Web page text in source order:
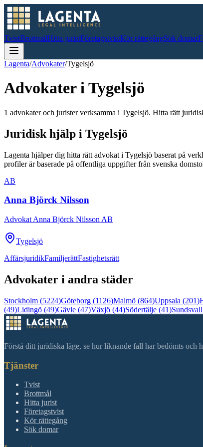
TvistBrottmålHitta juristFöretagstvistKör rättegångSök domar
Lagenta/Advokater/Tygelsjö
Advokater iTygelsjö
1 advokater och jurister verksamma i Tygelsjö. Hitta rätt
Juridisk hjälp i Tygelsjö
Lagenta hjälper dig hitta rätt advokat i Tygelsjö baserat på
profiler är baserade på offentliga uppgifter från svenska
AB
Anna Björck Nilsson
Advokat Anna Björck Nilsson AB
Tygelsjö
AffärsjuridikFamiljerättFastighetsrätt
Advokater i andra städer
Stockholm (5224)Göteborg (1126)Malmö (864)Uppsala (201)
(49)Lidingö (49)Gävle (47)Växjö (44)Södertälje (41)Sundsvall
Förstå ditt juridiska läge, se hur liknande fall har bedömts och
Tjänster
Tvist
Brottmål
Hitta jurist
Företagstvist
Kör rättegång
Sök domar